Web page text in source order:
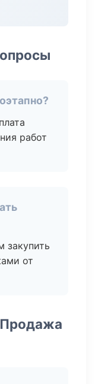
работ
закупить
от